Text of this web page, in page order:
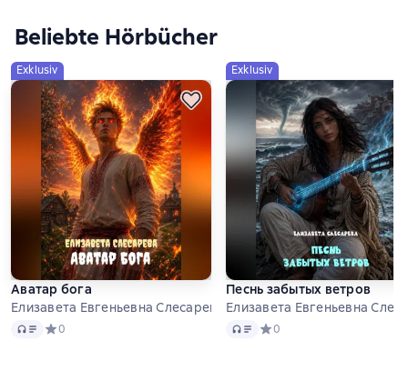
Beliebte Hörbücher
Exklusiv
Аватар бога
Елизавета Евгеньевна Слесарева
Audio Средний рейтинг 0 на основе 0 оценок
0
Exklusiv
Песнь забытых ветров
Елизавета Евгеньевна
Audio Средний рейтинг 0 на
0